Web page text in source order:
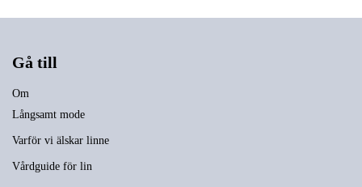
Gå till
Om
Långsamt mode
Varför vi älskar linne
Vårdguide för lin